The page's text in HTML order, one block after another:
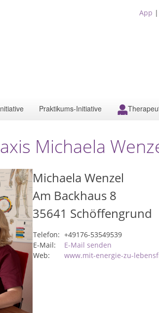
App |
Praktikums-Initiative
Michaela
Michaela Wenzel
Am Backhaus 8
35641 Schöffengrund
Telefon: +49176-53549539
E-Mail:
E-Mail senden
Web:
www.mit-energie-zu-